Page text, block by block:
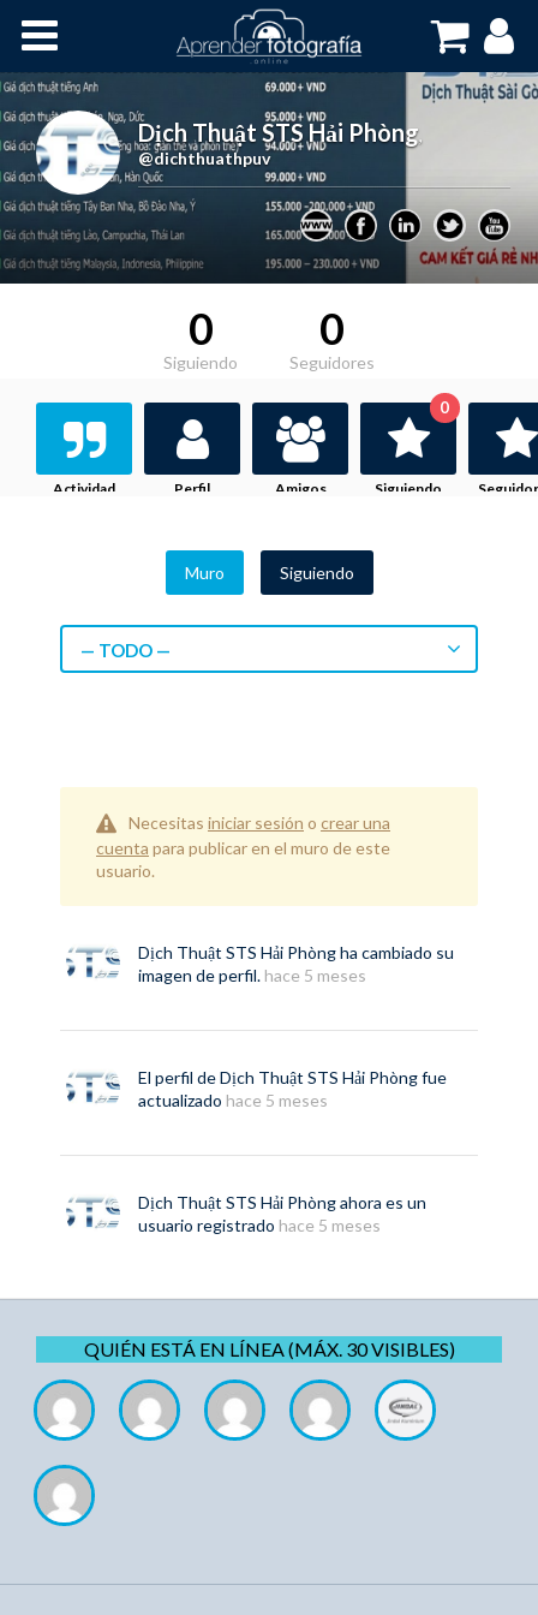
Cursos OnLine
Dịch Thuật STS Hải Phòng,
@dichthuathpuv
0
Siguiendo
0
Seguidores
Actividad Perfil Amigos Siguiendo
0
Muro Siguiendo
— TODO —
Necesitas iniciar sesión o crear una
cuenta para publicar en el muro de este
usuario.
Dịch Thuật STS Hải Phòngha cambiado su
imagen de perfil. hace 5 meses
El perfil deDịch Thuật STS Hải Phòngfue
actualizado hace 5 meses
Dịch Thuật STS Hải Phòngahora es un
usuario registrado hace 5 meses
QUIÉN ESTÁ EN LÍNEA (MÁX. 30 VISIBLES)